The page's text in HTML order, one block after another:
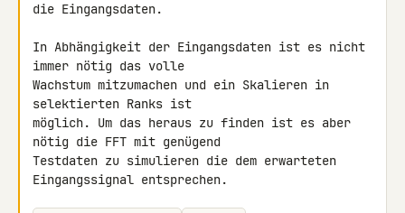
die Eingangsdaten.
In Abhängigkeit der Eingangsdaten ist es nicht
immer nötig das volle
Wachstum mitzumachen und ein Skalieren in
selektierten Ranks ist
möglich. Um das heraus zu finden ist es aber
nötig die FFT mit genügend
Testdaten zu simulieren die dem erwarteten
Eingangssignal entsprechen.